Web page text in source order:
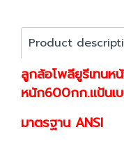
Product
ลูกล้อโพลียูรีเทนห
หนัก600กก.แป้นเ
มาตรฐาน ANSI